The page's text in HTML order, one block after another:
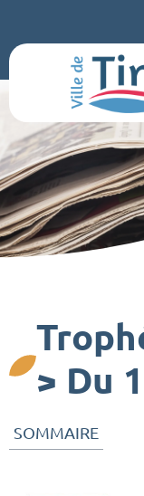
> Du
SOMMAIRE